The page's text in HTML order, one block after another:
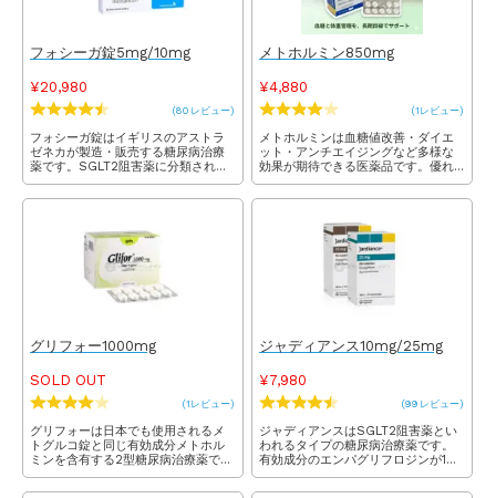
フォシーガ錠5mg/10mg
¥20,980
(80レビュー)
フォシーガ錠はイギリスのアストラ
ゼネカが製造・販売する糖尿病治療
薬です。SGLT2阻害薬に分類され、
体内の余分な糖分の再吸収を抑制し
て尿から排出する作用があります。
注目の薬です。
メトホルミン850mg
¥4,880
(1レビュー)
メトホルミンは血糖値改善・ダイエ
ット・アンチエイジングなど多様な
効果が期待できる医薬品です。優れ
た血糖降下・ダイエット作用があり
ながら、インスリン分泌を増やさな
比較的少ないため日本国内でも多く
処方されています。
グリフォー1000mg
SOLD OUT
(1レビュー)
グリフォーは日本でも使用されるメ
トグルコ錠と同じ有効成分メトホル
ミンを含有する2型糖尿病治療薬で
す。ダイエットとしても注目の薬
で、痩せホルモンと呼ばれるGLP-1の
ジャディアンス10mg/25mg
¥7,980
(99レビュー)
ジャディアンスはSGLT2阻害薬とい
われるタイプの糖尿病治療薬です。
有効成分のエンパグリフロジンが1日
最大400kcalもの糖を尿中に排出す
ることで血糖値を低下させます。ま